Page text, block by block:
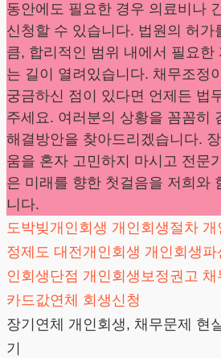
동안에도 필요한 경우 의료비나
신청할 수 있습니다. 법원의 허가
큼, 합리적인 범위 내에서 필요한
는 길이 열려있습니다. 채무조정
궁금하신 점이 있다면 언제든 법
주세요. 여러분의 상황을 꼼꼼히
해결방안을 찾아드리겠습니다.
움을 혼자 고민하지 마시고 전문
은 미래를 향한 첫걸음을 저희와
니다.
도박빚개인회생 개인회생절차 개
정제도 대전개인회생 개인회생파
인회생단점 개인회생보정권고 채
카드값연체
회생신청
장기연체 개인회생, 채무문제 현
기